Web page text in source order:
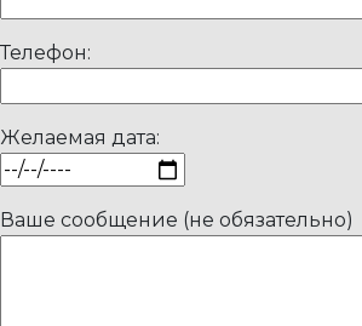
Телефон:
Желаемая дата:
Ваше сообщение (не обязательно)